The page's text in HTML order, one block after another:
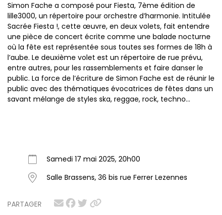
PARTAGER
Simon Fache a composé pour Fiesta, 7ème édition de
lille3000, un répertoire pour orchestre d’harmonie. Intitulée
Sacrée Fiesta !, cette œuvre, en deux volets, fait entendre
une pièce de concert écrite comme une balade nocturne
où la fête est représentée sous toutes ses formes de 18h à
l’aube. Le deuxième volet est un répertoire de rue prévu,
entre autres, pour les rassemblements et faire danser le
public. La force de l’écriture de Simon Fache est de réunir le
public avec des thématiques évocatrices de fêtes dans un
savant mélange de styles ska, reggae, rock, techno…
Samedi 17 mai 2025, 20h00
Salle Brassens, 36 bis rue Ferrer Lezennes